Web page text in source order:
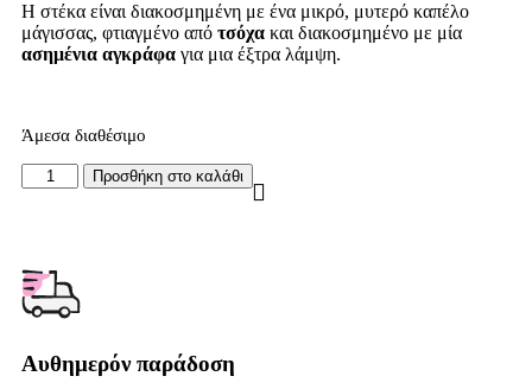
Η στέκα είναι διακοσμημένη με ένα μικρό, μυτερό καπέλο
μάγισσας, φτιαγμένο από τσόχα και διακοσμημένο με μία
ασημένια αγκράφα για μια έξτρα λάμψη.
Άμεσα διαθέσιμο
Προσθήκη στο καλάθι
Αυθημερόν παράδοση